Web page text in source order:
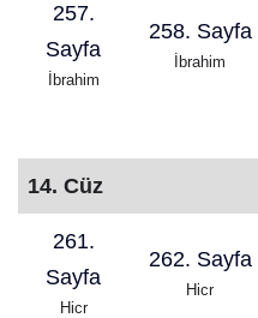
257.
Sayfa
İbrahim
258. Sayfa
İbrahim
14. Cüz
261.
Sayfa
Hicr
262. Sayfa
Hicr